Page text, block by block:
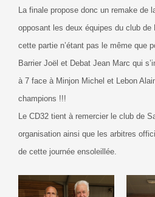
La finale propose donc un remake de
opposant les deux équipes du club de
cette partie n’étant pas le même que
Barrier Joël et Debat Jean Marc qui
à 7 face à Minjon Michel et Lebon
champions !!!
Le CD32 tient à remercier le club de
organisation ainsi que les arbitres
de cette journée ensoleillée.